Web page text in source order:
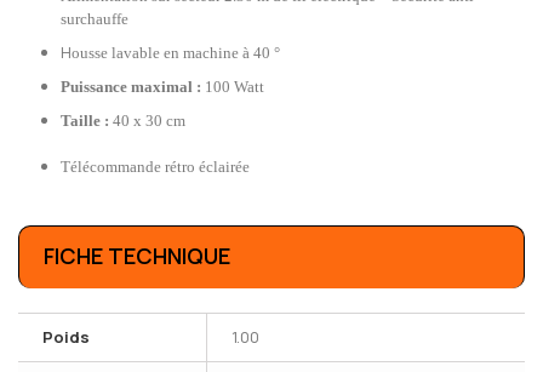
surchauffe
Housse lavable en machine à 40 °
Puissance maximal : 100 Watt
Taille : 40 x 30 cm
Télécommande rétro éclairée
FICHE TECHNIQUE
Poids 1.00